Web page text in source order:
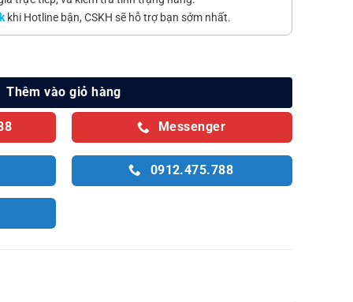
khi Hotline bận, CSKH sẽ hỗ trợ bạn sớm nhất.
Thêm vào giỏ hàng
Messenger
0912.475.788